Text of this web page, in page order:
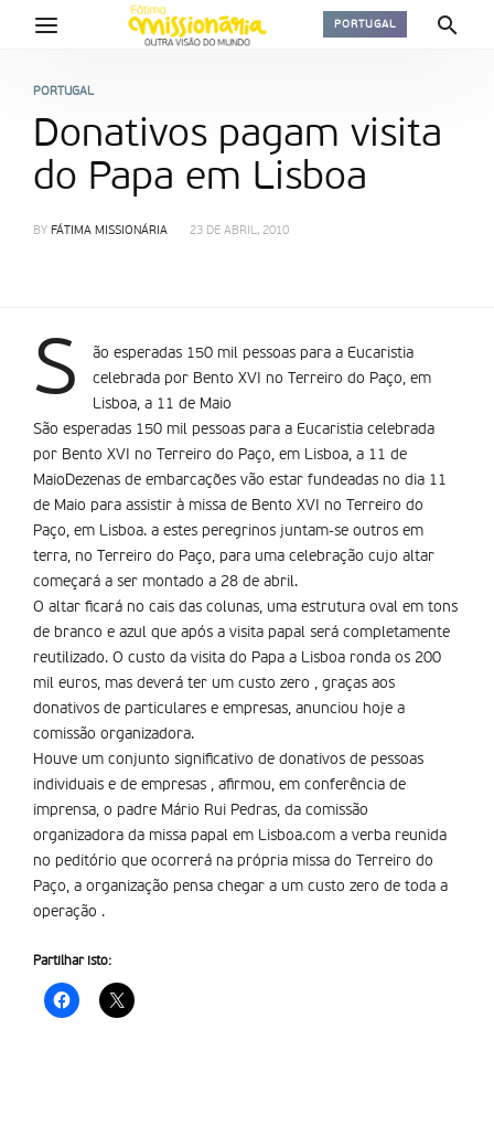
PORTUGAL
PORTUGAL
Donativos pagam visita
do Papa em Lisboa
BY FÁTIMA MISSIONÁRIA 23 DE ABRIL, 2010
S
ão esperadas 150 mil pessoas para a Eucaristia
celebrada por Bento XVI no Terreiro do Paço, em
Lisboa, a 11 de Maio
São esperadas 150 mil pessoas para a Eucaristia celebrada
por Bento XVI no Terreiro do Paço, em Lisboa, a 11 de
MaioDezenas de embarcações vão estar fundeadas no dia 11
de Maio para assistir à missa de Bento XVI no Terreiro do
Paço, em Lisboa. a estes peregrinos juntam-se outros em
terra, no Terreiro do Paço, para uma celebração cujo altar
começará a ser montado a 28 de abril.
O altar ficará no cais das colunas, uma estrutura oval em tons
de branco e azul que após a visita papal será completamente
reutilizado. O custo da visita do Papa a Lisboa ronda os 200
mil euros, mas deverá ter um custo zero , graças aos
donativos de particulares e empresas, anunciou hoje a
comissão organizadora.
Houve um conjunto significativo de donativos de pessoas
individuais e de empresas , afirmou, em conferência de
imprensa, o padre Mário Rui Pedras, da comissão
organizadora da missa papal em Lisboa.com a verba reunida
no peditório que ocorrerá na própria missa do Terreiro do
Paço, a organização pensa chegar a um custo zero de toda a
operação .
Partilhar isto: